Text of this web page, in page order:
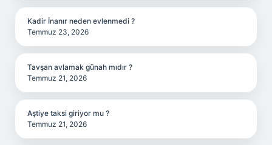
Kadir İnanır neden evlenmedi ?
Temmuz 23, 2026
Tavşan avlamak günah mıdır ?
Temmuz 21, 2026
Aştiye taksi giriyor mu ?
Temmuz 21, 2026